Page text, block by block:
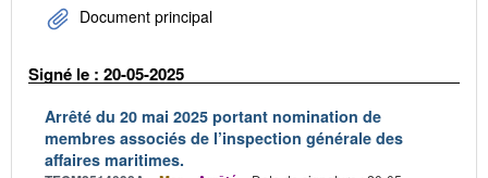
Document principal
Signé le : 20-05-2025
Arrêté du 20 mai 2025 portant nomination de
membres associés de l’inspection générale des
affaires maritimes.